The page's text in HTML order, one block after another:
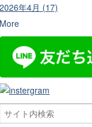
2026年4月 (17)
More